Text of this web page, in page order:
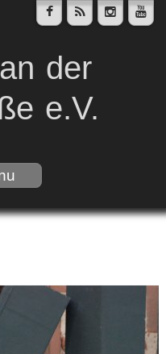
der
e.V.